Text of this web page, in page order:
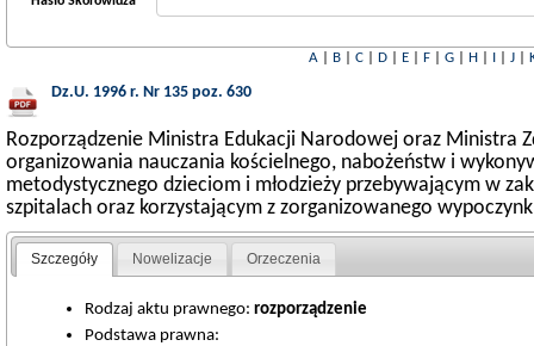
A| B| C| D| E| F| G| H| I| J|
Dz.U. 1996 r. Nr 135 poz. 630
Rozporządzenie Ministra Edukacji Narodowej oraz Ministra
organizowania nauczania kościelnego, nabożeństw i
metodystycznego dzieciom i młodzieży przebywającym w
szpitalach oraz korzystającym z zorganizowanego
Szczegóły Nowelizacje Orzeczenia
Rodzaj aktu prawnego: rozporządzenie
Podstawa prawna: